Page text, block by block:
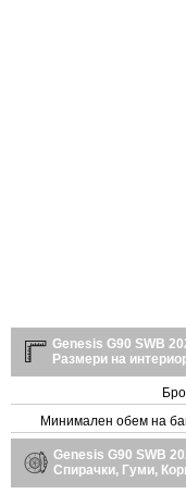
Genesis G90 SWB
Размери на
Минимален обем на
Genesis G90 SWB
Спирачки, Гуми,